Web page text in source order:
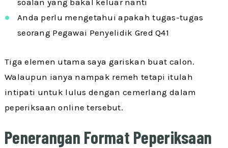
Anda perlu mengetahui apakah tugas-tugas
seorang Pegawai Penyelidik Gred Q41
Tiga elemen utama saya gariskan buat calon.
Walaupun ianya nampak remeh tetapi itulah
intipati untuk lulus dengan cemerlang dalam
peperiksaan online tersebut.
Penerangan Format Peperiksaan